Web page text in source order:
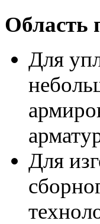
Область
Для
Для